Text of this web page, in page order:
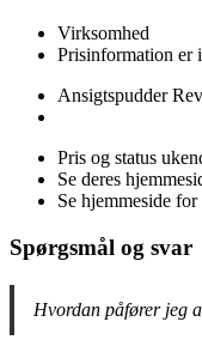
Virksomhed
Prisinformation
Ansigtspudder
Pris og status
Se deres
Se hjemmeside
Spørgsmål og svar
Hvordan påfører jeg